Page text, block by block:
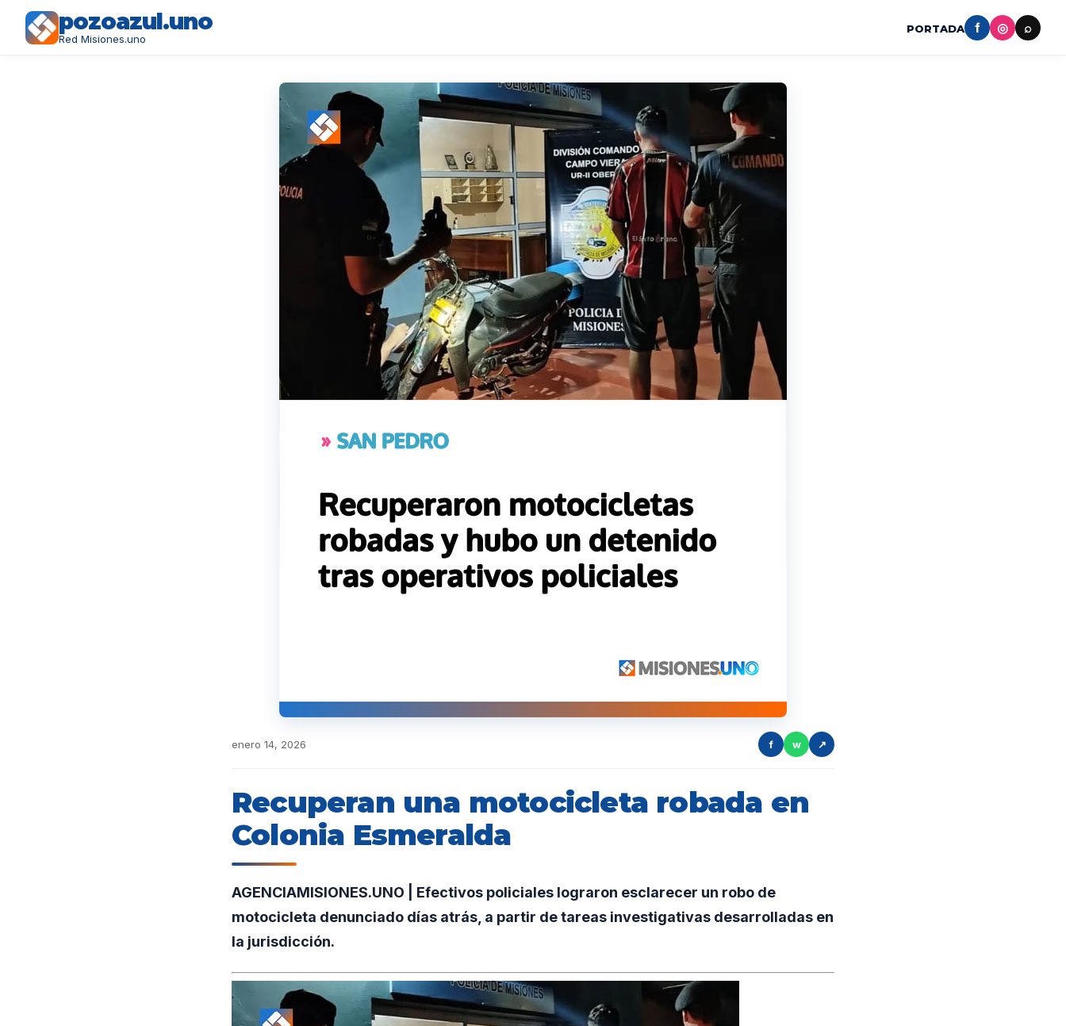
pozoazul.uno
Red Misiones.uno
PORTADA f ◎ ⌕
enero 14, 2026 f w ↗
Recuperan una motocicleta robada en
Colonia Esmeralda
AGENCIAMISIONES.UNO | Efectivos policiales lograron esclarecer un robo de
motocicleta denunciado días atrás, a partir de tareas investigativas desarrolladas en
la jurisdicción.